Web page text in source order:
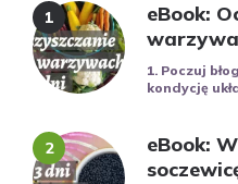
eBook:
1. Poczuj
kondycję
eBook: